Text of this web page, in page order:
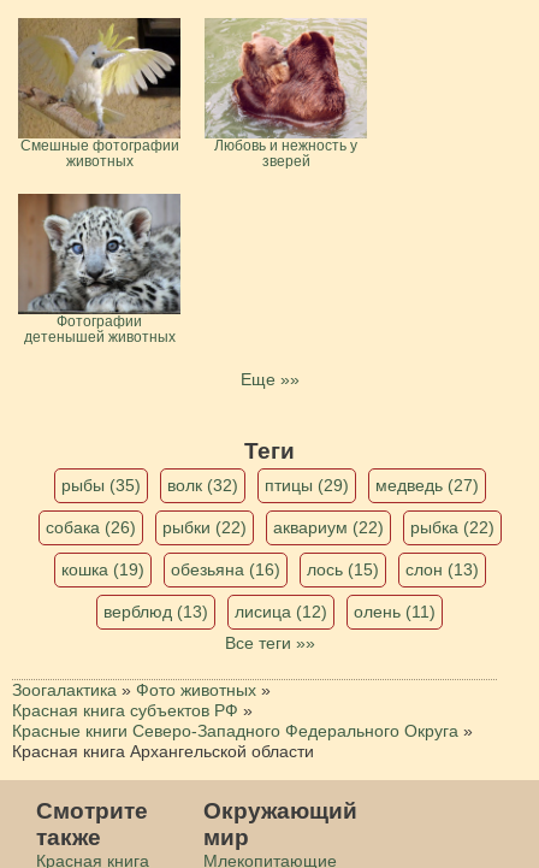
Смешные фотографии
животных
Любовь и нежность у
зверей
Фотографии
детенышей животных
Еще »»
Теги
рыбы (35) волк (32) птицы (29) медведь (27)
собака (26) рыбки (22) аквариум (22) рыбка (22)
кошка (19) обезьяна (16) лось (15) слон (13)
верблюд (13) лисица (12)
олень (11)
Все теги »»
Зоогалактика » Фото животных »
Красная книга субъектов РФ »
Красные книги Северо-Западного Федерального Округа »
Красная книга Архангельской области
Смотрите
также
Красная книга
Окружающий
мир
Млекопитающие